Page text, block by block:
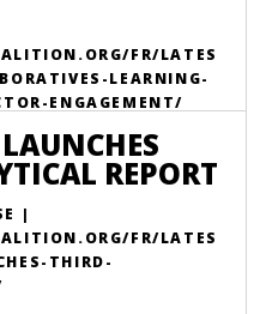
FR/LATES
LEARNING-
ENGAGEMENT/
REPORT
|
FR/LATES
THIRD-